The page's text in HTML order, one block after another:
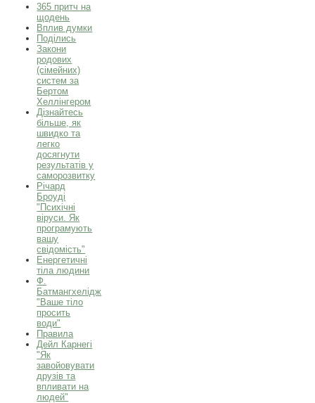
365 притч на
щодень
Вплив думки
Поділись
Закони
родових
(сімейних)
систем за
Бертом
Хеллінгером
Дізнайтесь
більше, як
швидко та
легко
досягнути
результатів у
саморозвитку
Річард
Броуді
"Психічні
віруси. Як
програмують
вашу
свідомість"
Енергетичні
тіла людини
Ф.
Батмангхелідж
"Ваше тіло
просить
води"
Правила
Дейл Карнегі
"Як
завойовувати
друзів та
впливати на
людей"